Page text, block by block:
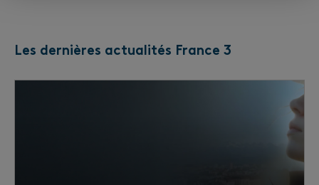
Les dernières actualités France 3